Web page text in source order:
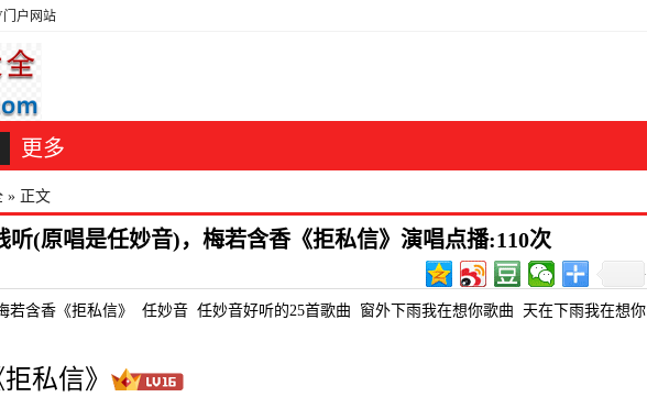
户网站
更多
» 正文
听(原唱是任妙音)，梅若含香《拒私信》演唱点播:110次
若含香《拒私信》 任妙音 任妙音好听的25首歌曲 窗外下雨我在想你歌曲
天在下雨我在想你
私信》